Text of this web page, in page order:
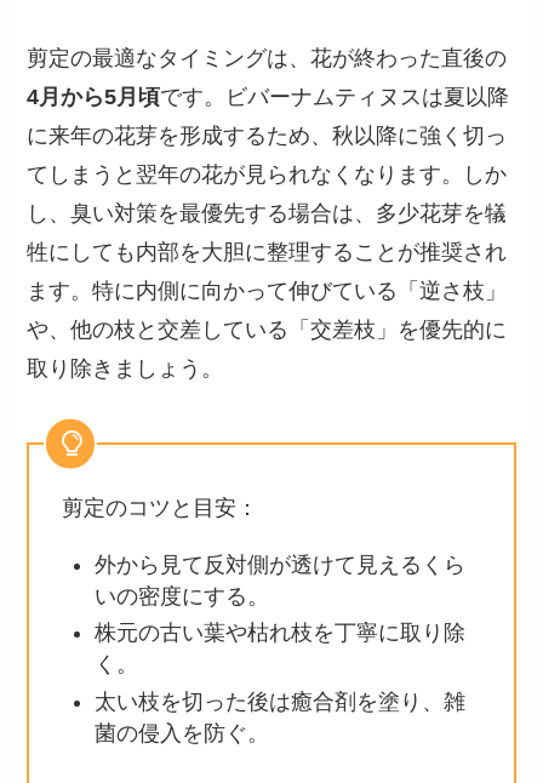
剪定の最適なタイミングは、花が終わった直後の
4月から5月頃です。ビバーナムティヌスは夏以降
に来年の花芽を形成するため、秋以降に強く切っ
てしまうと翌年の花が見られなくなります。しか
し、臭い対策を最優先する場合は、多少花芽を犠
牲にしても内部を大胆に整理することが推奨され
ます。特に内側に向かって伸びている「逆さ枝」
や、他の枝と交差している「交差枝」を優先的に
取り除きましょう。
剪定のコツと目安：
外から見て反対側が透けて見えるくら
いの密度にする。
株元の古い葉や枯れ枝を丁寧に取り除
く。
太い枝を切った後は癒合剤を塗り、雑
菌の侵入を防ぐ。